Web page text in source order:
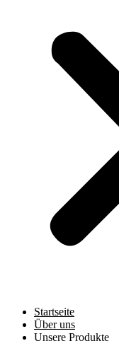
Startseite
Über uns
Unsere Produkte